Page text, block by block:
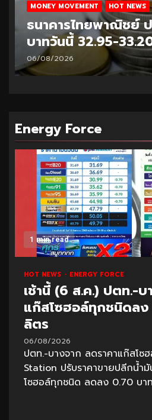
MONEY MOVEMENT HOT NEWS
ธนาคารไทยพาณิชย์ ป
บาทวันนี้ 32.95-
06/08/2026
Energy Force
1 min read
HOT NEWS ENERGY FORCE
เช้านี้ (6 ส.ค.) ปตท.-บ
แก๊สโซฮอล์ทุกชนิดล
ลิตร
06/08/2026
ปตท.-บางจาก ลดราคาแก๊สโซ
Station ปรับราคาขายปลีกน้ำ
โซฮอล์ทุกชนิด ลดลง 0.70 บา